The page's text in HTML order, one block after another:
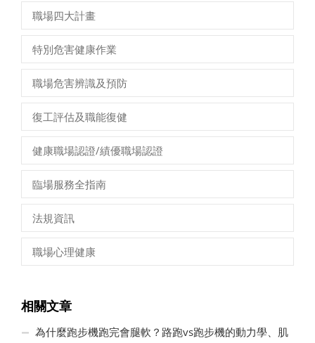
職場四大計畫
特別危害健康作業
職場危害辨識及預防
復工評估及職能復健
健康職場認證/績優職場認證
臨場服務全指南
法規資訊
職場心理健康
相關文章
為什麼跑步機跑完會腿軟？路跑vs跑步機的動力學、肌